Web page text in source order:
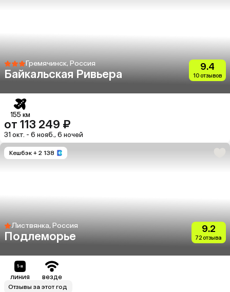
Гремячинск, Россия
Байкальская Ривьера
9.4
10 отзывов
155 км
от 113 249 ₽
31 окт. - 6 нояб., 6 ночей
Кешбэк + 2 138
Листвянка, Россия
Подлеморье
9.2
72 отзыва
линия везде
Отзывы за этот год